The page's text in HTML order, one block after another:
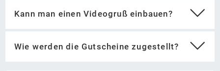
Kann man einen Videogruß einbauen?
Wie werden die Gutscheine zugestellt?